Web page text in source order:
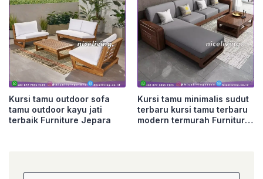
Kursi tamu outdoor sofa
tamu outdoor kayu jati
terbaik Furniture Jepara
Kursi tamu minimalis sudut
terbaru kursi tamu terbaru
modern termurah Furniture
Cari